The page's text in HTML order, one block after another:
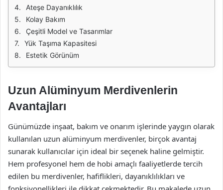
Ateşe Dayanıklılık
Kolay Bakım
Çeşitli Model ve Tasarımlar
Yük Taşıma Kapasitesi
Estetik Görünüm
Uzun Alüminyum Merdivenlerin
Avantajları
Günümüzde inşaat, bakım ve onarım işlerinde yaygın olarak
kullanılan uzun alüminyum merdivenler, birçok avantaj
sunarak kullanıcılar için ideal bir seçenek haline gelmiştir.
Hem profesyonel hem de hobi amaçlı faaliyetlerde tercih
edilen bu merdivenler, hafiflikleri, dayanıklılıkları ve